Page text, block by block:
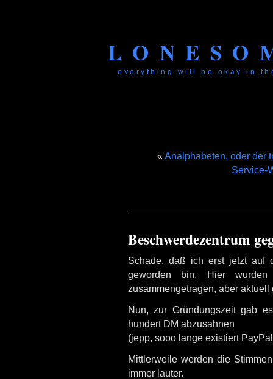
everything will be okay in
« Analphabeten, oder der
Service-
Beschwerdezentrum
Schade, daß ich erst jetzt auf
geworden bin. Hier
zusammengetragen, aber
Nun, zur Gründungszeit gab
hundert DM abzusahnen
(jepp, sooo lange existiert
Mittlerweile werden die
immer lauter.